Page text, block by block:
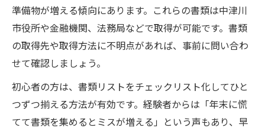
準備物が増える傾向にあります。これらの書類は中津川
市役所や金融機関、法務局などで取得が可能です。書類
の取得先や取得方法に不明点があれば、事前に問い合わ
せて確認しましょう。
初心者の方は、書類リストをチェックリスト化してひと
つずつ揃える方法が有効です。経験者からは「年末に慌
てて書類を集めるとミスが増える」という声もあり、早